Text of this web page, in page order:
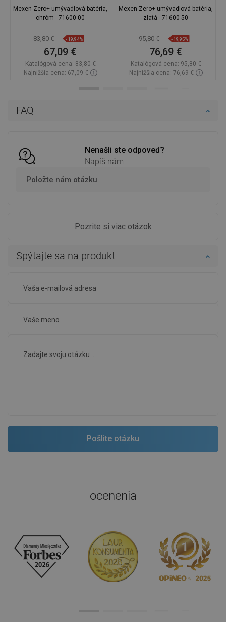
FAQ
Nenašli ste odpoveď?
Napíš nám
Položte nám otázku
Pozrite si viac otázok
Spýtajte sa na produkt
Mexen Zero+ umývadlová batéria,
chróm - 71600-00
83,80 € -19,94%
67,09 €
Katalógová cena: 83,80 €
Najnižšia cena: 67,09 €
Mexen Zero+ umývadlová batéria,
zlatá - 71600-50
95,80 € -19,95%
76,69 €
Katalógová cena: 95,80 €
Najnižšia cena: 76,69 €
ocenenia